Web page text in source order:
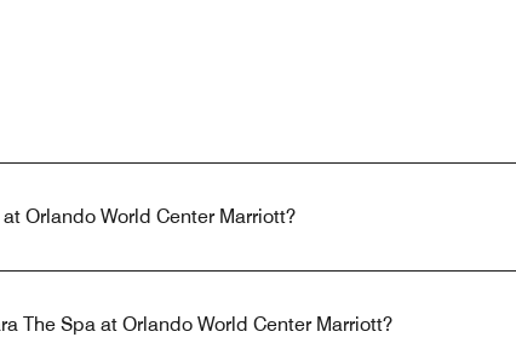
Orlando World Center Marriott?
The Spa at Orlando World Center Marriott?